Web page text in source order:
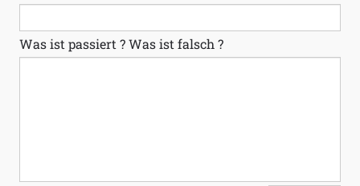
Was ist passiert ? Was ist falsch ?